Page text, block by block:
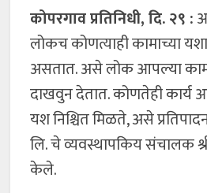
कोपरगाव प्रतिनिधी, दि. २९ :
लोकच कोणत्याही कामाच्या
असतात. असे लोक आपल्या
दाखवुन देतात. कोणतेही कार्य
यश निश्चित मिळते, असे प्रतिपादन
लि. चे व्यवस्थापकिय संचालक
केले.